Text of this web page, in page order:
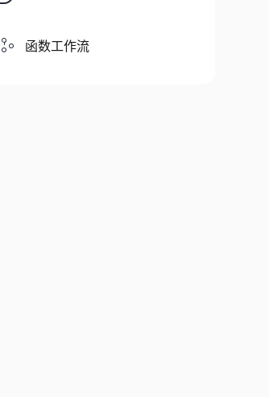
函数工作流